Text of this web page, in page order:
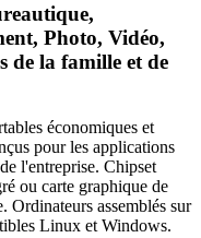
Photo, Vidéo,
de la famille et de
économiques et
pour les applications
l'entreprise. Chipset
ou carte graphique de
Ordinateurs assemblés sur
Linux et Windows.